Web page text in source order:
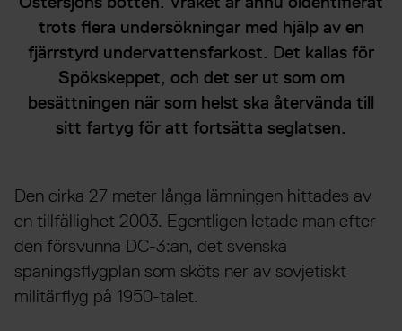
trots flera undersökningar med hjälp av en
fjärrstyrd undervattensfarkost. Det kallas för
Spökskeppet, och det ser ut som om
besättningen när som helst ska återvända till
sitt fartyg för att fortsätta seglatsen.
Den cirka 27 meter långa lämningen hittades av
en tillfällighet 2003. Egentligen letade man efter
den försvunna DC-3:an, det svenska
spaningsflygplan som sköts ner av sovjetiskt
militärflyg på 1950-talet.